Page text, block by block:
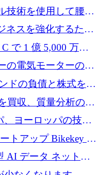
な投資ラウンドで
技術を使用して腰痛
ているか
ネスを強化するため
で 1 億 5,000 万ド
にエージェント AI
の電気モーターの革
万ポンドを確保
ドの負債と株式を調
買収、質量分析の専
の品質管理を拡大
ヨーロッパの技術
11億ユーロのファ
トアップ Bikekey が
AI データ ネットワ
を調達